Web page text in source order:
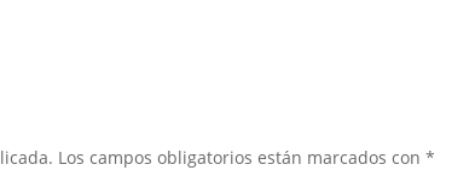
Los campos obligatorios están marcados con*